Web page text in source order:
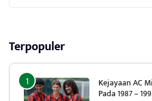
Terpopuler
Kejayaan AC
Pada 1987 –